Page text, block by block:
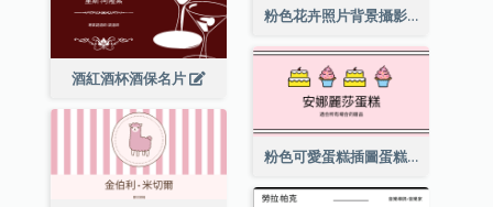
粉色花卉照片背景攝影師名片
酒紅酒杯酒保名片
粉色可愛蛋糕插圖蛋糕店名片